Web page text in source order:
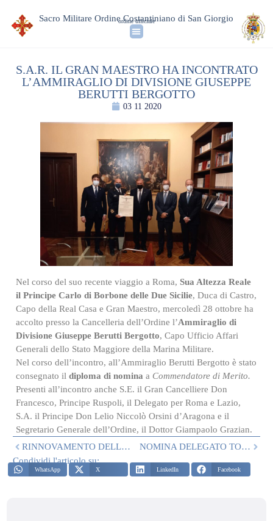
Sacro Militare Ordine Costantiniano di San Giorgio
ordine ufficiale
S.A.R. IL GRAN MAESTRO HA INCONTRATO
L’AMMIRAGLIO DI DIVISIONE GIUSEPPE
BERUTTI BERGOTTO
03 11 2020
Nel corso del suo recente viaggio a Roma,Sua Altezza Reale
il Principe Carlo di Borbone delle Due Sicilie, Duca di Castro,
Capo della Real Casa e Gran Maestro, mercoledì 28 ottobre ha
accolto presso la Cancelleria dell’Ordine l’Ammiraglio di
Divisione Giuseppe Berutti Bergotto, Capo Ufficio Affari
Generali dello Stato Maggiore della Marina Militare.
Nel corso dell’incontro, all’Ammiraglio Berutti Bergotto è stato
consegnato ildiploma di nomina a Commendatore di Merito.
Presenti all’incontro anche S.E. il Gran Cancelliere Don
Francesco, Principe Ruspoli, il Delegato per Roma e Lazio,
S.A. il Principe Don Lelio Niccolò Orsini d’Aragona e il
Segretario Generale dell’Ordine, il Dottor Giampaolo Grazian.
RINNOVAMENTO DELLO STATUS CONSULTIVO DELL’ORDINE PRESSO L’ECOSOC
NOMINA DELEGATO TOSCANA
Condividi l'articolo su:
WhatsApp X LinkedIn Facebook